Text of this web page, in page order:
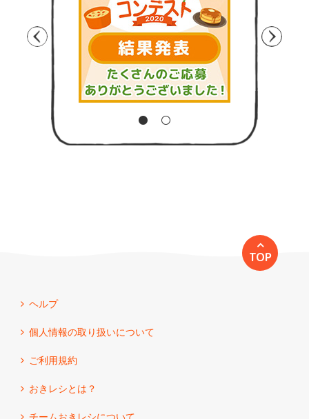
TOP
ヘルプ
個人情報の取り扱いについて
ご利用規約
おきレシとは？
チームおきレシについて